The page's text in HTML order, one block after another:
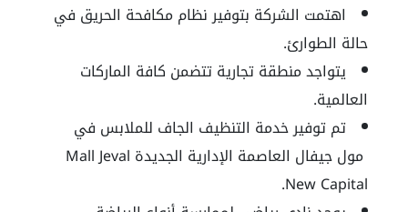
اهتمت الشركة بتوفير نظام مكافحة الحريق في
حالة الطوارئ.
يتواجد منطقة تجارية تتضمن كافة الماركات
العالمية.
تم توفير خدمة التنظيف الجاف للملابس في
مول جيفال العاصمة الإدارية الجديدة Mall Jeval
New Capital
.